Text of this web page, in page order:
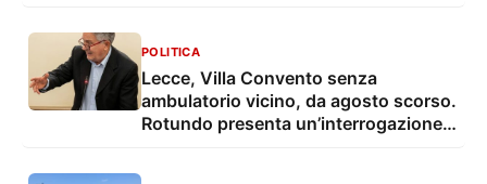
POLITICA
Lecce, Villa Convento senza
ambulatorio vicino, da agosto scorso.
Rotundo presenta un’interrogazione e